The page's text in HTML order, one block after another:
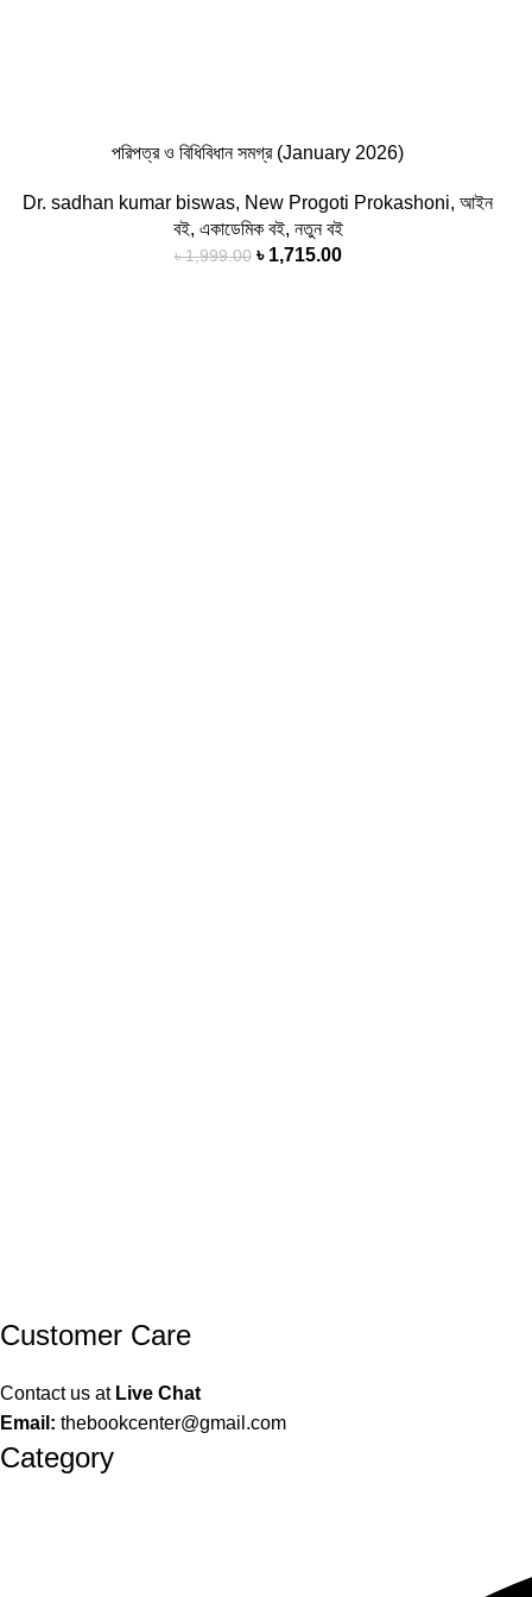
পরিপত্র ও বিধিবিধান সমগ্র (January 2026)
Dr. sadhan kumar biswas, New Progoti Prokashoni,আইন
বই, একাডেমিক বই, নতুন বই
৳1,999.00 Original
৳ 1,715.00Current
Customer Care
Contact us at Live Chat
Email: thebookcenter@gmail.com
Category